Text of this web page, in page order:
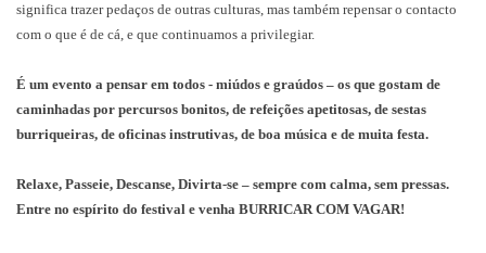
significa trazer pedaços de outras culturas, mas também repensar o contacto
com o que é de cá, e que continuamos a privilegiar.
É um evento a pensar em todos - miúdos e graúdos – os que gostam de
caminhadas por percursos bonitos, de refeições apetitosas, de sestas
burriqueiras, de oficinas instrutivas, de boa música e de muita festa.
Relaxe, Passeie, Descanse, Divirta-se – sempre com calma, sem pressas.
Entre no espírito do festival e venha BURRICAR COM VAGAR!